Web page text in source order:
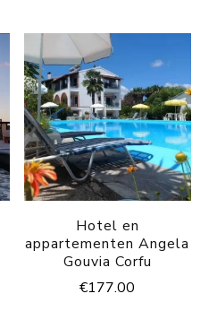
Hotel en
appartementen Angela
Gouvia Corfu
€177.00